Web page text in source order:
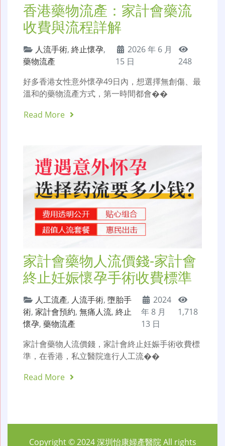
香港藥物流產：家計會藥流
收費與流程詳解
人流手術, 終止懷孕,
藥物流產
2026 年 6 月
15 日
248
好多香港女性意外懷孕49日內，想選擇無創傷、最
溫和的藥物流產方式，第一時間都會��
Read More
家計會藥物人流價錢-家計會
終止妊娠懷孕手術收費標準
人工流產, 人流手術, 墮胎手
術, 家計會預約, 無痛人流, 終止
懷孕, 藥物流產
2024
年 8 月
13 日
1,718
家計會藥物人流價錢，家計會終止妊娠手術收費標
準，在香港，私立醫院進行人工流��
Read More
Copyright © 2024深圳怡康婦產醫院All rights